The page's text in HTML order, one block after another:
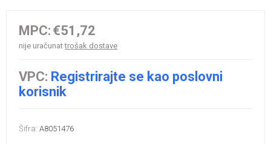
MPC: €51,72
nije uračunattrošak dostave
VPC: Registrirajte se kao poslovni
korisnik
Šifra: A8051476